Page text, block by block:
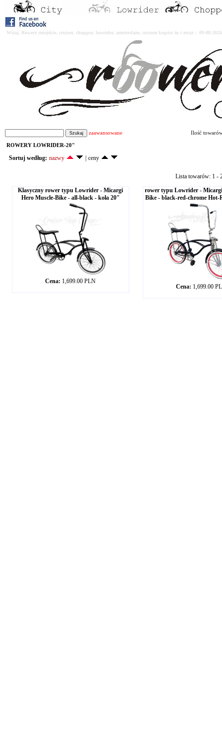
Witaj. Rowery miejskie, cruiser, chopper, lowrider, amsterdam, custom kupisz tu i teraz : 09-08-
zaawansowane Ilość
ROWERY LOWRIDER-20"
Sortuj według: nazwy ceny
Lista towarów: 1 -
Klasyczny rower typu Lowrider - Micargi
Hero Muscle-Bike - all-black - koła 20"
Cena: 1,699.00 PLN
rower typu Lowrider -
Bike - black-red-chrome Hot-
Cena: 1,699.00